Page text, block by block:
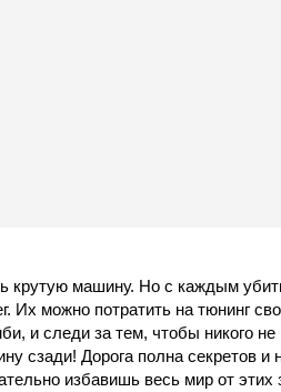
крутую машину. Но с каждым
Их можно потратить на тюнинг
и следи за тем, чтобы никого
сзади! Дорога полна секретов и
избавишь весь мир от